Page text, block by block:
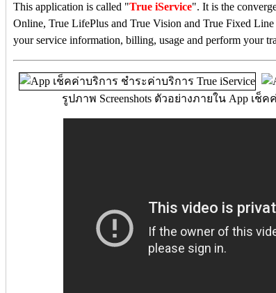
This application is called "True iService". It is the
Online, True LifePlus and True Vision and True Fixed
your service information, billing, usage and perform your
รูปภาพ Screenshots ตัวอย่างภายใน App เช็